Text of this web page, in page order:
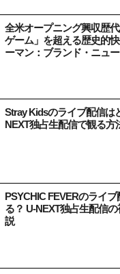
全米オープニング興収歴
ゲーム」を超える歴史的
ーマン：ブランド・ニュー
Stray Kidsのライブ配信は
NEXT独占生配信で観る方
PSYCHIC FEVERのライ
る？ U-NEXT独占生配信
説